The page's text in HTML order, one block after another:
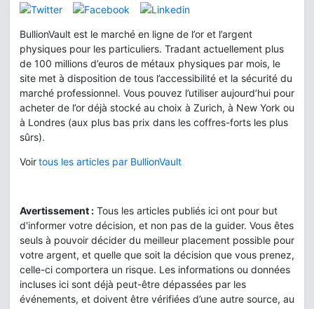
BullionVault est le marché en ligne de l’or et l’argent
physiques pour les particuliers. Tradant actuellement plus
de 100 millions d’euros de métaux physiques par mois, le
site met à disposition de tous l’accessibilité et la sécurité du
marché professionnel. Vous pouvez l’utiliser aujourd’hui pour
acheter de l’or déjà stocké au choix à Zurich, à New York ou
à Londres (aux plus bas prix dans les coffres-forts les plus
sûrs).
Voirtous les articles par BullionVault
Avertissement : Tous les articles publiés ici ont pour but
d'informer votre décision, et non pas de la guider. Vous êtes
seuls à pouvoir décider du meilleur placement possible pour
votre argent, et quelle que soit la décision que vous prenez,
celle-ci comportera un risque. Les informations ou données
incluses ici sont déjà peut-être dépassées par les
événements, et doivent être vérifiées d’une autre source, au